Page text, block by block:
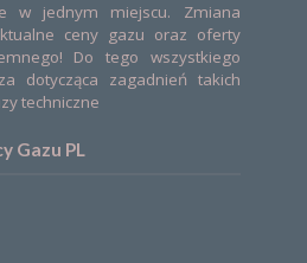
w jednym miejscu. Zmiana
ceny gazu oraz oferty
Do tego wszystkiego
dotycząca zagadnień takich
techniczne
Gazu PL